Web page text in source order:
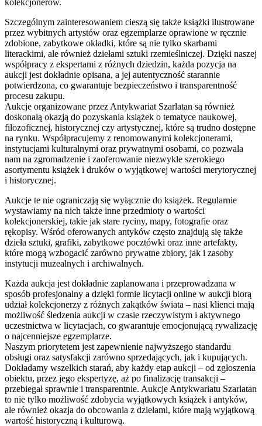
Szczególnym zainteresowaniem cieszą się także książki ilustrowane
przez wybitnych artystów oraz egzemplarze oprawione w ręcznie
zdobione, zabytkowe okładki, które są nie tylko skarbami
literackimi, ale również dziełami sztuki rzemieślniczej. Dzięki naszej
współpracy z ekspertami z różnych dziedzin, każda pozycja na
aukcji jest dokładnie opisana, a jej autentyczność starannie
potwierdzona, co gwarantuje bezpieczeństwo i transparentność
procesu zakupu.
Aukcje organizowane przez Antykwariat Szarlatan są również
doskonałą okazją do pozyskania książek o tematyce naukowej,
filozoficznej, historycznej czy artystycznej, które są trudno dostępne
na rynku. Współpracujemy z renomowanymi kolekcjonerami,
instytucjami kulturalnymi oraz prywatnymi osobami, co pozwala
nam na zgromadzenie i zaoferowanie niezwykle szerokiego
asortymentu książek i druków o wyjątkowej wartości merytorycznej
i historycznej.
Aukcje te nie ograniczają się wyłącznie do książek. Regularnie
wystawiamy na nich także inne przedmioty o wartości
kolekcjonerskiej, takie jak stare ryciny, mapy, fotografie oraz
rękopisy. Wśród oferowanych antyków często znajdują się także
dzieła sztuki, grafiki, zabytkowe pocztówki oraz inne artefakty,
które mogą wzbogacić zarówno prywatne zbiory, jak i zasoby
instytucji muzealnych i archiwalnych.
Każda aukcja jest dokładnie zaplanowana i przeprowadzana w
sposób profesjonalny a dzięki formie licytacji online w aukcji biorą
udział kolekcjonerzy z różnych zakątków świata – nasi klienci mają
możliwość śledzenia aukcji w czasie rzeczywistym i aktywnego
uczestnictwa w licytacjach, co gwarantuje emocjonującą rywalizację
o najcenniejsze egzemplarze.
Naszym priorytetem jest zapewnienie najwyższego standardu
obsługi oraz satysfakcji zarówno sprzedających, jak i kupujących.
Dokładamy wszelkich starań, aby każdy etap aukcji – od zgłoszenia
obiektu, przez jego ekspertyzę, aż po finalizację transakcji –
przebiegał sprawnie i transparentnie. Aukcje Antykwariatu Szarlatan
to nie tylko możliwość zdobycia wyjątkowych książek i antyków,
ale również okazja do obcowania z dziełami, które mają wyjątkową
wartość historyczną i kulturową.